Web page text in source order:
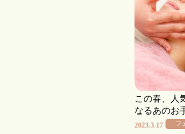
この春、人
なるあのお
2023.3.17 フ